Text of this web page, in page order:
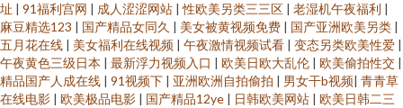
址 | 91福利宫网 | 成人涩涩网站 |性欧美另类三三区 | 老湿机午夜福利 |
麻豆精选123 | 国产精品女同久 | 美女被黄视频免费 | 国产亚洲欧美另类 |
五月花在线 | 美女福利在线视频 | 午夜激情视频试看 | 变态另类欧美性爱 |
午夜黄色三级日本 | 最新浮力视频入口 | 欧美日欧大乱伦 | 欧美偷拍性交 |
精品国产人成在线 | 91视频下 | 亚洲欧洲自拍偷拍 | 男女干b视频| 青青草
在线电影 | 欧美极品电影 | 国产精品12ye | 日韩欧美网站 | 欧美日韩二三